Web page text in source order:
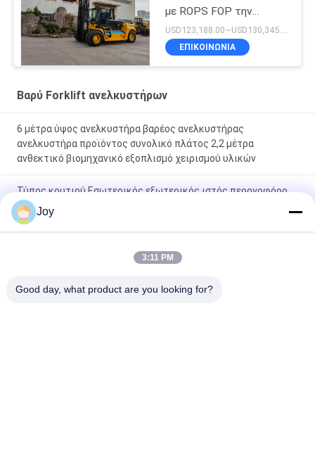
με ROPS FOP την
καμπίνα
USD123,188.00~USD130,345.00/ Unit MOQ:1 μονάδα
ΕΠΙΚΟΙΝΩΝΙΑ
Βαρύ Forklift ανελκυστήρων
6 μέτρα ύψος ανελκυστήρα βαρέος ανελκυστήρας
ανελκυστήρα προϊόντος συνολικό πλάτος 2,2 μέτρα
ανθεκτικό βιομηχανικό εξοπλισμό χειρισμού υλικών
Τύπος κουτιού Εσωτερικός εξωτερικός ιστός περονοφόρο
ανυψωτικό με αντίβαρο συνολικές διαστάσεις
7200x2550x3460mm όχημα ανύψωσης βαρέως τύπου για
αποθήκη
210 Bar Υδραυλικό Σύστημα Πίεσης Περονοφόρο Όχημα
Προσαρμοσμένο Oem Ιδανικό για Εργασίες Βαρέως Τύπου
Joy
3:11 PM
Good day, what product are you looking for?